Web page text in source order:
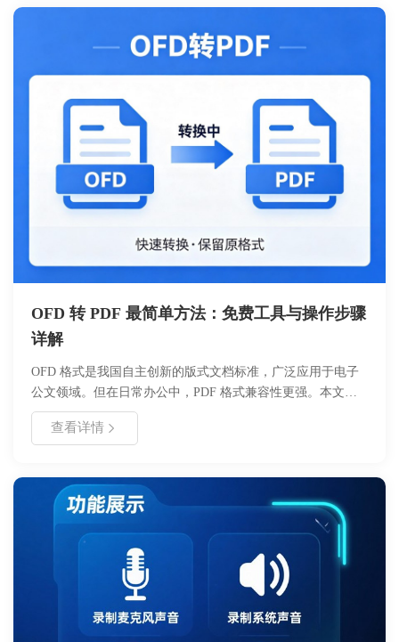
OFD 转 PDF 最简单方法：免费工具与操作步骤
详解
OFD 格式是我国自主创新的版式文档标准，广泛应用于电子
公文领域。但在日常办公中，PDF 格式兼容性更强。本文介
绍如何使用浙舟 OFD 转换工具，免费、安全地将 OFD 文件
转为 PDF。无需复杂配置，三步即可完成转换，保留原文档
查看详情